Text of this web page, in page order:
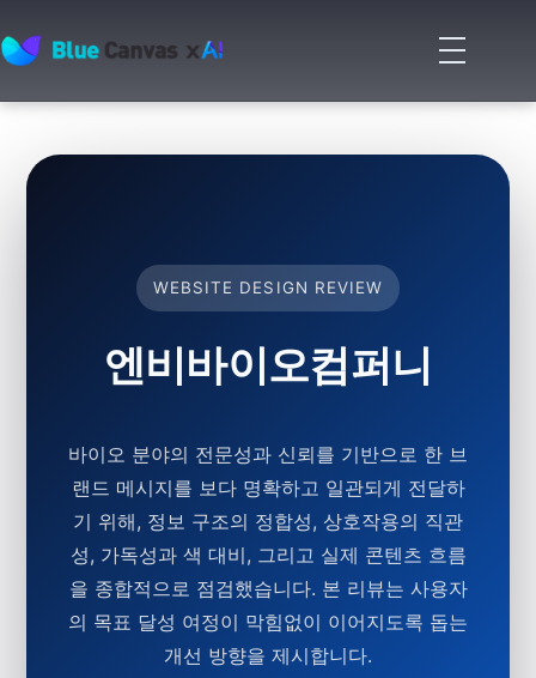
BLUECANVAS
메
뉴
기
WEBSITE DESIGN REVIEW
엔비바이오컴퍼니
바이오 분야의 전문성과 신뢰를 기반으로 한 브
랜드 메시지를 보다 명확하고 일관되게 전달하
기 위해, 정보 구조의 정합성, 상호작용의 직관
성, 가독성과 색 대비, 그리고 실제 콘텐츠 흐름
을 종합적으로 점검했습니다. 본 리뷰는 사용자
의 목표 달성 여정이 막힘없이 이어지도록 돕는
개선 방향을 제시합니다.